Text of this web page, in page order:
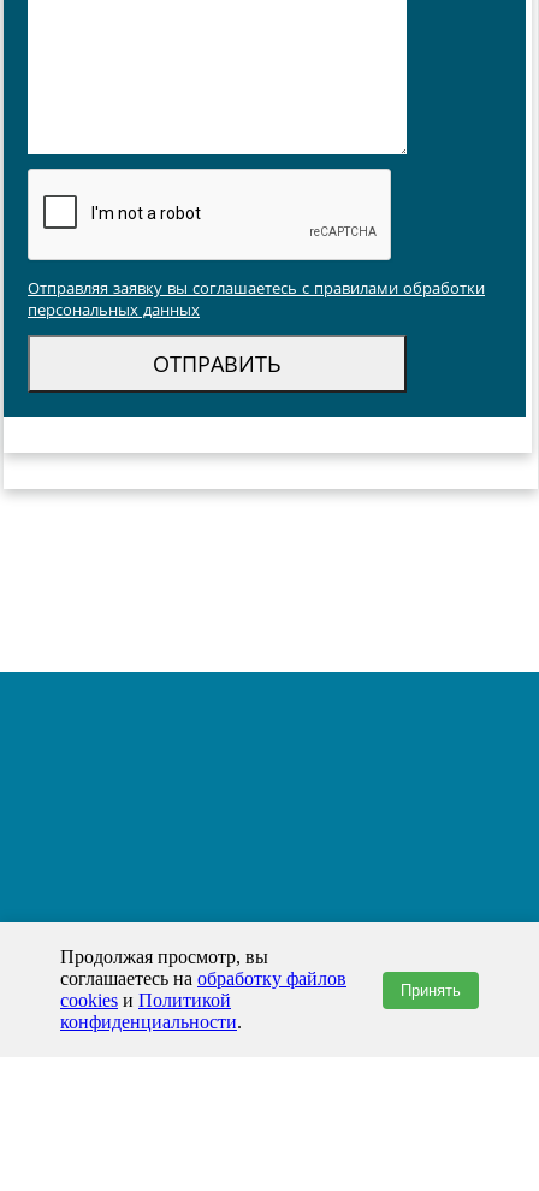
Отправляя заявку вы соглашаетесь с правилами обработки
персональных данных
Продолжая просмотр, вы
соглашаетесь на обработку файлов
cookies и Политикой
конфиденциальности.
Принять